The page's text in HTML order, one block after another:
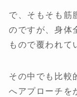
で、そもそも筋
のですが、身体
もので覆われて
その中でも比較
へアプローチを